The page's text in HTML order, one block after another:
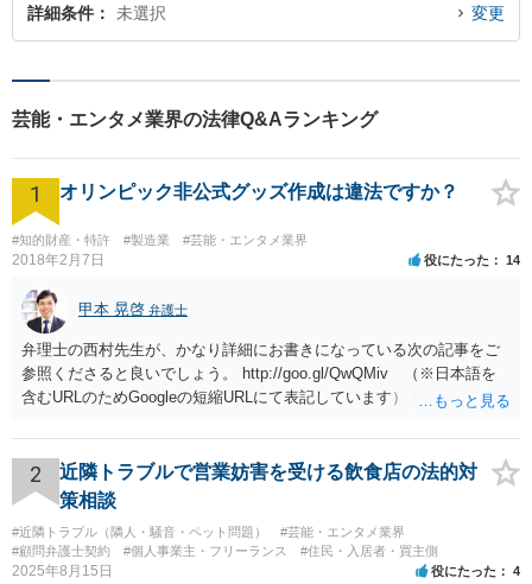
詳細条件 未選択 変更
芸能・エンタメ業界の法律Q&Aランキング
1 オリンピック非公式グッズ作成は違法ですか？
#知的財産・特許 #製造業 #芸能・エンタメ業界
2018年2月7日 役にたった 14
甲本 晃啓 弁護士
弁理士の西村先生が、かなり詳細にお書きになっている次の記事をご
参照くださると良いでしょう。 http://goo.gl/QwQMiv （※日本語を
含むURLのためGoogleの短縮URLにて表記しています） 私も同先生と
とも不正競争防止法上の問題は生じうると思います。
2
近隣トラブルで営業妨害を受ける飲食店の法的対
策相談
#近隣トラブル（隣人・騒音・ペット問題）
#芸能・エンタメ業界
#顧問弁護士契約
#個人事業主・フリーランス #住民・入居者・買主側
2025年8月15日 役にたった 4